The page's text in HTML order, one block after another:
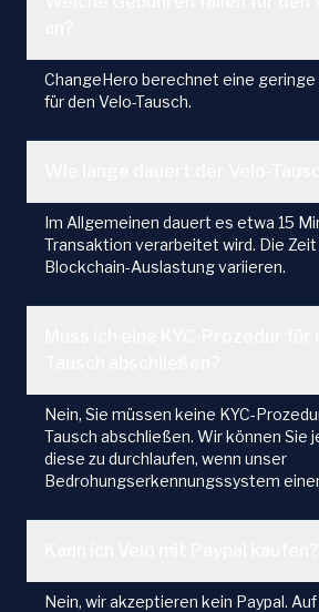
ChangeHero berechnet eine geringe
für den Velo-Tausch.
Im Allgemeinen dauert es etwa 15
Transaktion verarbeitet wird. Die Zeit
Blockchain-Auslastung variieren.
Nein, Sie müssen keine KYC-
Tausch abschließen. Wir können Sie
diese zu durchlaufen, wenn unser
Bedrohungserkennungssystem
Nein, wir akzeptieren kein Paypal.